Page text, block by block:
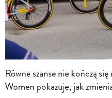
Równe szanse nie kończą
Women pokazuje, jak